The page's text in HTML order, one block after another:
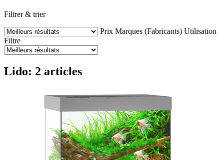
Filtrer & trier
Prix Marques (Fabricants) Utilisation
Filtre
Lido: 2 articles